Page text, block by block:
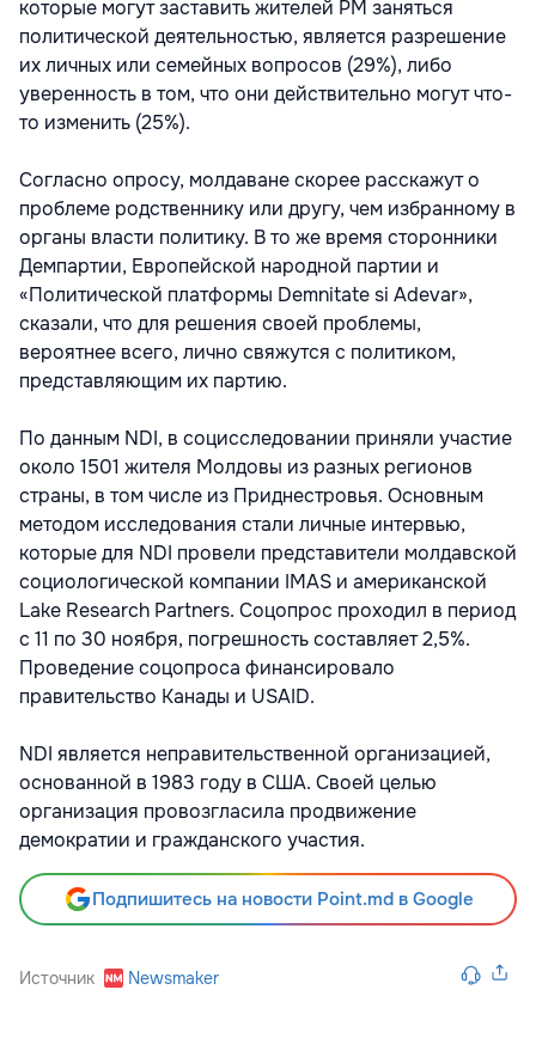
которые могут заставить жителей РМ заняться
политической деятельностью, является разрешение
их личных или семейных вопросов (29%), либо
уверенность в том, что они действительно могут что-
то изменить (25%).
Согласно опросу, молдаване скорее расскажут о
проблеме родственнику или другу, чем избранному в
органы власти политику. В то же время сторонники
Демпартии, Европейской народной партии и
«Политической платформы Demnitate si Adevar»,
сказали, что для решения своей проблемы,
вероятнее всего, лично свяжутся с политиком,
представляющим их партию.
По данным NDI, в социсследовании приняли участие
около 1501 жителя Молдовы из разных регионов
страны, в том числе из Приднестровья. Основным
методом исследования стали личные интервью,
которые для NDI провели представители молдавской
социологической компании IMAS и американской
Lake Research Partners. Соцопрос проходил в период
с 11 по 30 ноября, погрешность составляет 2,5%.
Проведение соцопроса финансировало
правительство Канады и USAID.
NDI является неправительственной организацией,
основанной в 1983 году в США. Своей целью
организация провозгласила продвижение
демократии и гражданского участия.
Подпишитесь на новости Point.md в Google
Источник Newsmaker